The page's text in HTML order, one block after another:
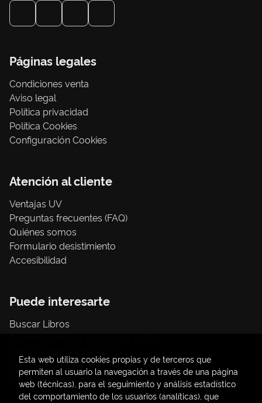
Páginas legales
Condiciones venta
Aviso legal
Política privacidad
Política Cookies
Configuración Cookies
Atención al cliente
Ventajas UV
Preguntas frecuentes (FAQ)
Quiénes somos
Formulario desistimiento
Accesibilidad
Puede interesarte
Buscar Libros
Papelería / material oficina
Consumo Sostenible
Esta web utiliza cookies propias y de terceros que
permiten al usuario la navegación a través de una página
web (técnicas), para el seguimiento y análisis estadístico
del comportamiento de los usuarios (analíticas), que